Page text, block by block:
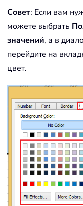
Совет: Если вам
можете выбрать
значений, а в
перейдите на
цвет.